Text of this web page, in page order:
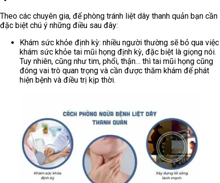
Theo các chuyên gia, để phòng tránh liệt dây thanh quản bạn cần
đặc biệt chú ý những điều sau đây:
Khám sức khỏe định kỳ: nhiều người thường sẽ bỏ qua việc
khám sức khỏe tai mũi họng định kỳ, đặc biệt là giọng nói.
Tuy nhiên, cũng như tim, phổi, thận… thì tai mũi họng cũng
đóng vai trò quan trọng và cần được thăm khám để phát
hiện bệnh và điều trị kịp thời.